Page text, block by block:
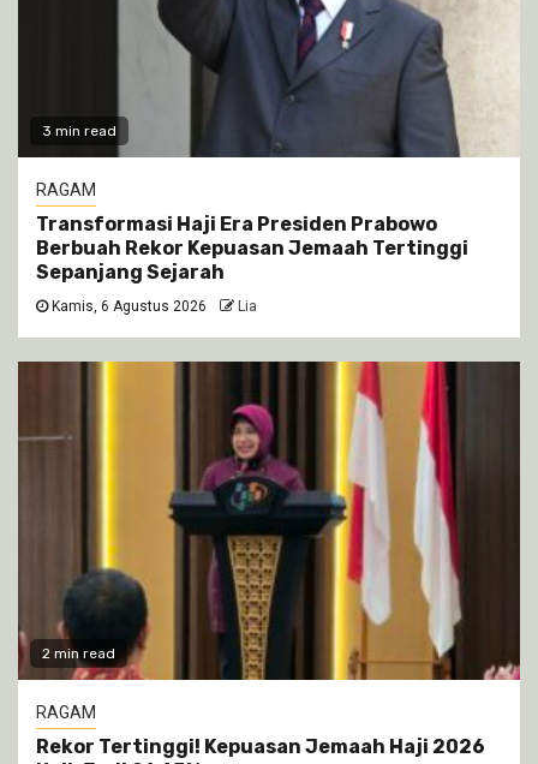
3 min read
RAGAM
Transformasi Haji Era Presiden Prabowo
Berbuah Rekor Kepuasan Jemaah Tertinggi
Sepanjang Sejarah
Kamis, 6 Agustus 2026 Lia
2 min read
RAGAM
Rekor Tertinggi! Kepuasan Jemaah Haji 2026